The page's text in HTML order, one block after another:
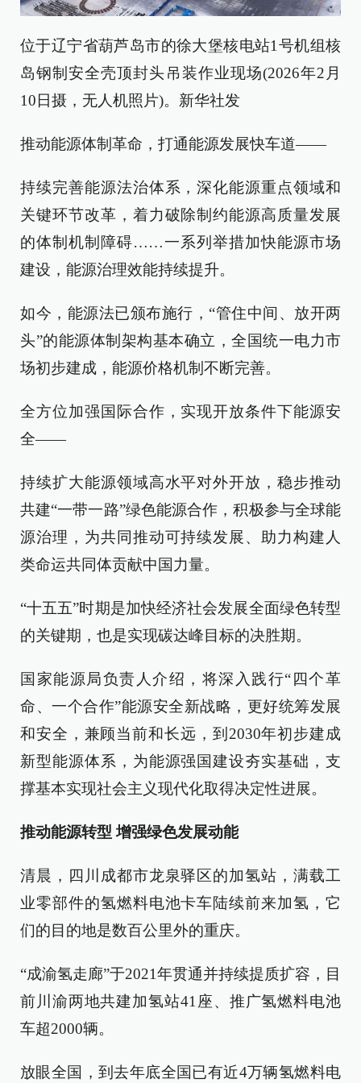
位于辽宁省葫芦岛市的徐大堡核电站1号机组核
岛钢制安全壳顶封头吊装作业现场(2026年2月
10日摄，无人机照片)。新华社发
推动能源体制革命，打通能源发展快车道——
持续完善能源法治体系，深化能源重点领域和
关键环节改革，着力破除制约能源高质量发展
的体制机制障碍……一系列举措加快能源市场
建设，能源治理效能持续提升。
如今，能源法已颁布施行，“管住中间、放开两
头”的能源体制架构基本确立，全国统一电力市
场初步建成，能源价格机制不断完善。
全方位加强国际合作，实现开放条件下能源安
全——
持续扩大能源领域高水平对外开放，稳步推动
共建“一带一路”绿色能源合作，积极参与全球能
源治理，为共同推动可持续发展、助力构建人
类命运共同体贡献中国力量。
“十五五”时期是加快经济社会发展全面绿色转型
的关键期，也是实现碳达峰目标的决胜期。
国家能源局负责人介绍，将深入践行“四个革
命、一个合作”能源安全新战略，更好统筹发展
和安全，兼顾当前和长远，到2030年初步建成
新型能源体系，为能源强国建设夯实基础，支
撑基本实现社会主义现代化取得决定性进展。
推动能源转型 增强绿色发展动能
清晨，四川成都市龙泉驿区的加氢站，满载工
业零部件的氢燃料电池卡车陆续前来加氢，它
们的目的地是数百公里外的重庆。
“成渝氢走廊”于2021年贯通并持续提质扩容，目
前川渝两地共建加氢站41座、推广氢燃料电池
车超2000辆。
放眼全国，到去年底全国已有近4万辆氢燃料电